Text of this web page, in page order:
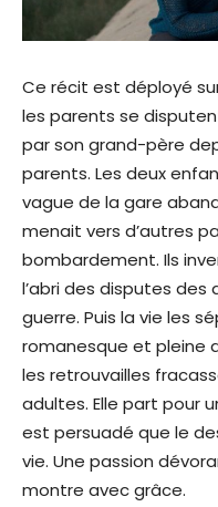
Ce récit est déployé
les parents se
par son grand-père
parents. Les deux
vague de la gare
menait vers d’autres
bombardement. Ils
l’abri des disputes
guerre. Puis la vie les
romanesque et pleine
les retrouvailles
adultes. Elle part pour
est persuadé que le
vie. Une passion
montre avec grâce.